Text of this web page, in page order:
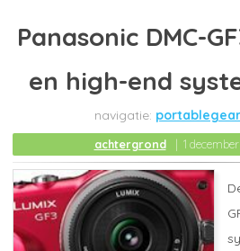
Panasonic DMC-
en high-end
achtergrond 1